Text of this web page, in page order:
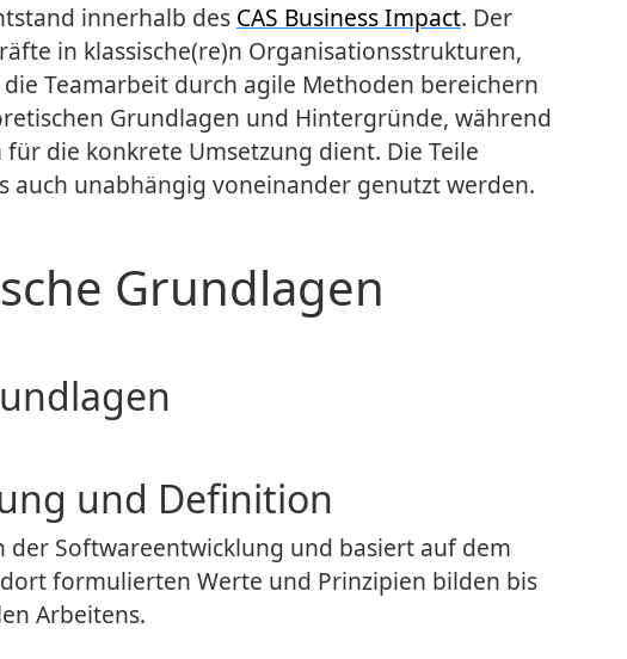
innerhalb des CAS Business Impact. Der
in klassische(re)n Organisationsstrukturen,
Teamarbeit durch agile Methoden bereichern
Grundlagen und Hintergründe, während
die konkrete Umsetzung dient. Die Teile
auch unabhängig voneinander genutzt werden.
Grundlagen
und Definition
der Softwareentwicklung und basiert auf dem
formulierten Werte und Prinzipien bilden bis
Arbeitens.